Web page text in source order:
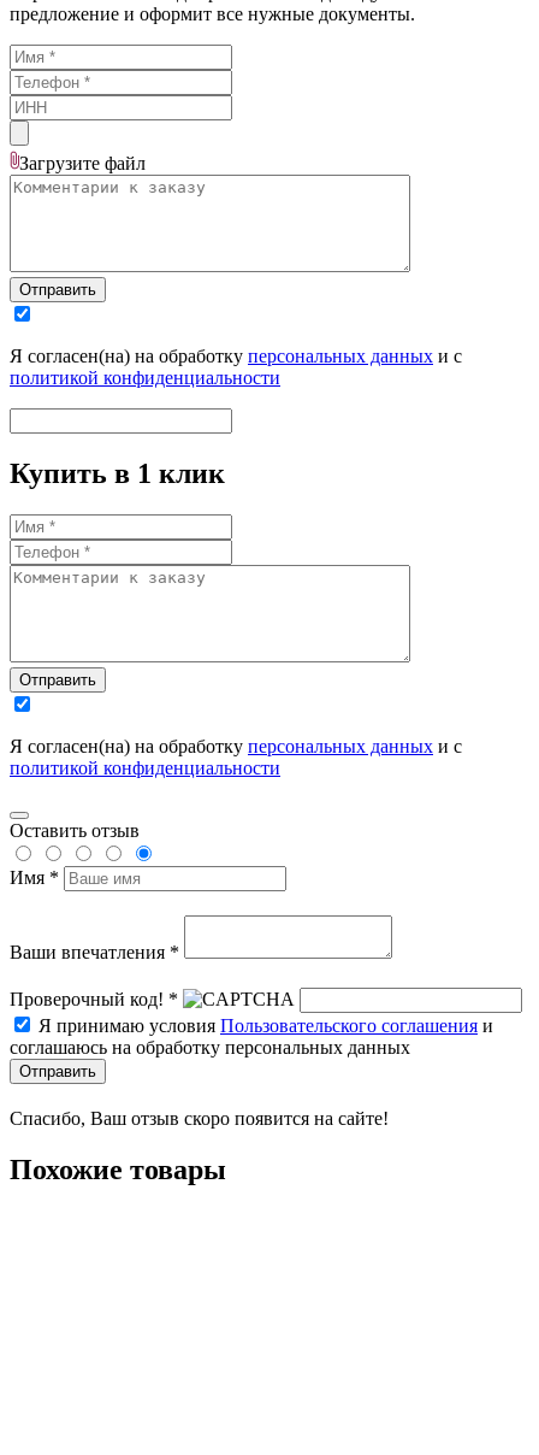
предложение и оформит все нужные документы.
Загрузите файл
Отправить
Я согласен(на) на обработку персональных данных и с
политикой конфиденциальности
Купить в 1 клик
Отправить
Я согласен(на) на обработку персональных данных и с
политикой конфиденциальности
Оставить отзыв
Имя *
Ваши впечатления *
Проверочный код! *
Я принимаю условия Пользовательского соглашения и
соглашаюсь на обработку персональных данных
Отправить
Спасибо, Ваш отзыв скоро появится на сайте!
Похожие товары